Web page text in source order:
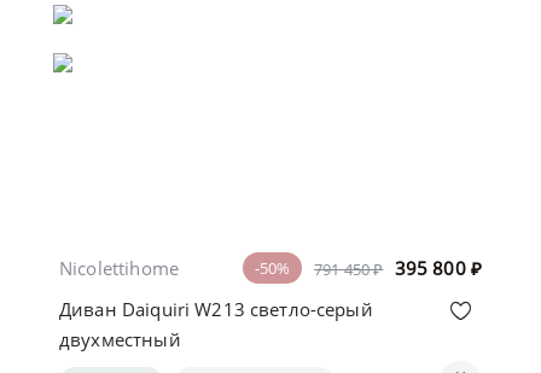
791 450 ₽ 395 800 ₽
-50%
Nicolettihome
Диван Daiquiri W213 светло-серый
двухместный